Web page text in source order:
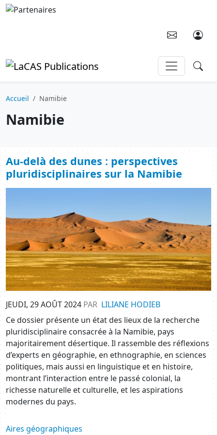
Aller au contenu principal
Accueil Namibie
Namibie
Au-delà des dunes : perspectives
pluridisciplinaires sur la Namibie
JEUDI, 29 AOÛT 2024 PAR LILIANE HODIEB
Ce dossier présente un état des lieux de la recherche
pluridisciplinaire consacrée à la Namibie, pays
majoritairement désertique. Il rassemble des réflexions
d’experts en géographie, en ethnographie, en sciences
politiques, mais aussi en linguistique et en histoire,
montrant l’interaction entre le passé colonial, la
richesse naturelle et culturelle, et les aspirations
modernes du pays.
Aires géographiques